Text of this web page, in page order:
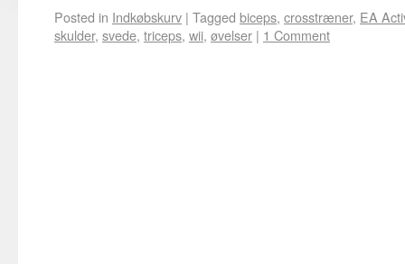
Posted in Indkøbskurv | Tagged biceps, crosstræner, EA
skulder, svede, triceps, wii, øvelser | 1 Comment